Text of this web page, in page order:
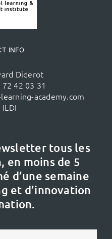
INFO
Diderot
42 03 31
academy.com
ILDI
tous les
en moins de 5
d’une semaine
et d’innovation